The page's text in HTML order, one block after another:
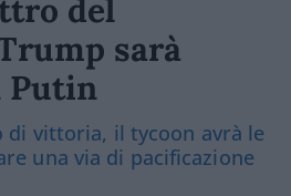
del
sarà
Putin
di vittoria, il tycoon avrà le
una via di pacificazione